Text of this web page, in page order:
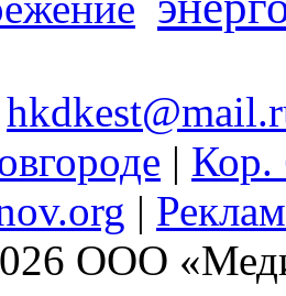
| Кор.
|
ООО